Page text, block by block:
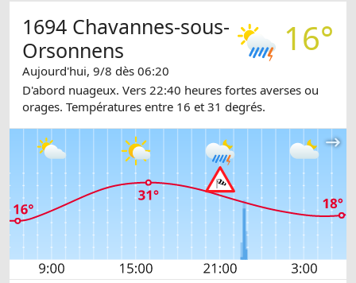
16°
1694 Chavannes-sous-
Orsonnens
Aujourd'hui, 9/8 dès 06:20
D'abord nuageux. Vers 22:40 heures fortes averses ou
orages. Températures entre 16 et 31 degrés.